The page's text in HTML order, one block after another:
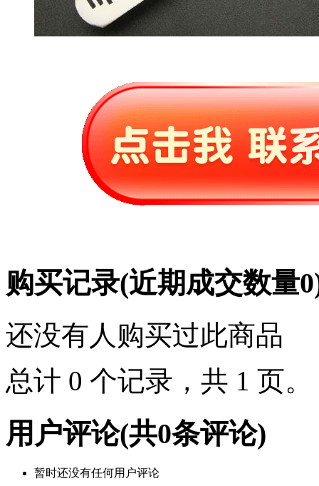
购买记录(近期成交数量0
还没有人购买过此商品
总计 0 个记录，共 1 页。
用户评论(共0条评论)
暂时还没有任何用户评论